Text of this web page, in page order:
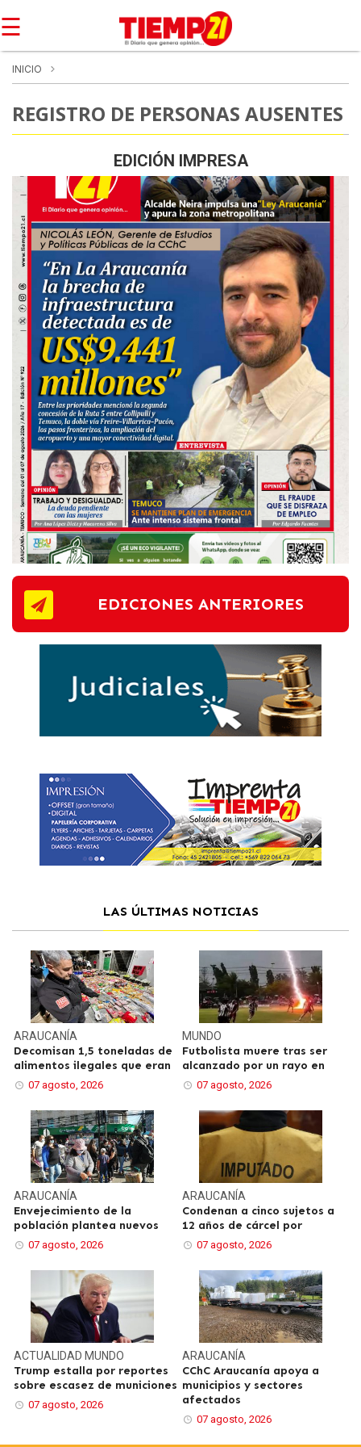
☰
INICIO
REGISTRO DE PERSONAS AUSENTES
EDICIÓN IMPRESA
EDICIONES ANTERIORES
LAS ÚLTIMAS NOTICIAS
ARAUCANÍA
Decomisan 1,5 toneladas de
alimentos ilegales que eran
07 agosto, 2026
MUNDO
Futbolista muere tras ser
alcanzado por un rayo en
07 agosto, 2026
ARAUCANÍA
Envejecimiento de la
población plantea nuevos
07 agosto, 2026
ARAUCANÍA
Condenan a cinco sujetos a
12 años de cárcel por
07 agosto, 2026
ACTUALIDAD MUNDO
Trump estalla por reportes
sobre escasez de municiones
07 agosto, 2026
ARAUCANÍA
CChC Araucanía apoya a
municipios y sectores
afectados
07 agosto, 2026